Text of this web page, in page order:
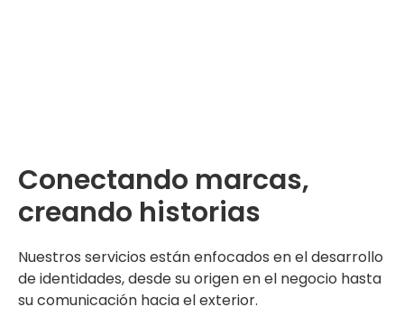
Conectando marcas,
creando historias
Nuestros servicios están enfocados en el desarrollo
de identidades, desde su origen en el negocio hasta
su comunicación hacia el exterior.